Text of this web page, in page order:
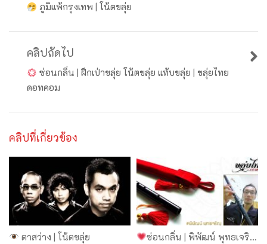
ภูมิแพ้กรุงเทพ | โน้ตขลุ่ย
คลิปถัดไป
ซ่อนกลิ่น | ฝึกเป่าขลุ่ย โน้ตขลุ่ย แท้บขลุ่ย | ขลุ่ยไทย
ดอทคอม
คลิปที่เกี่ยวข้อง
ตาสว่าง | โน้ตขลุ่ย ซ่อนกลิ่น | พิพัฒน์ พุทธเจริญ ขลุ่ยนิลมังกรคีย์ C